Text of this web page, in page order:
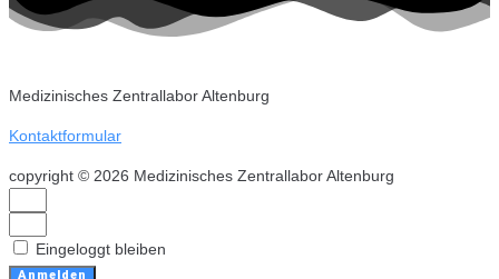
Medizinisches Zentrallabor Altenburg
Kontaktformular
copyright © 2026 Medizinisches Zentrallabor Altenburg
Eingeloggt bleiben
Anmelden